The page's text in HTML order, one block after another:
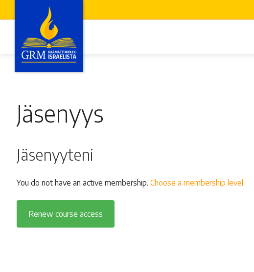
sisältöön
BIBLE
SCHOOL
Jäsenyys
Jäsenyyteni
You do not have an active membership. Choose a membership level.
Renew course access